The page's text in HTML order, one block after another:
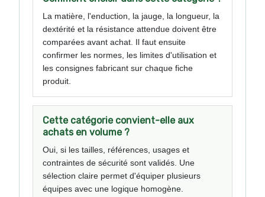
La matière, l'enduction, la jauge, la longueur, la
dextérité et la résistance attendue doivent être
comparées avant achat. Il faut ensuite
confirmer les normes, les limites d'utilisation et
les consignes fabricant sur chaque fiche
produit.
Cette catégorie convient-elle aux
achats en volume ?
Oui, si les tailles, références, usages et
contraintes de sécurité sont validés. Une
sélection claire permet d'équiper plusieurs
équipes avec une logique homogène.